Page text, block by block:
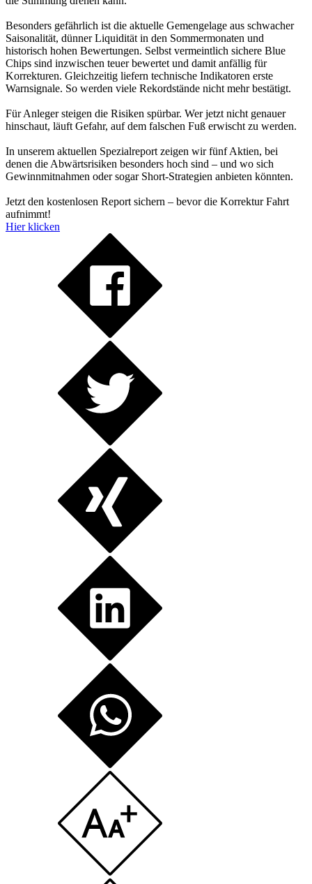
Besonders gefährlich ist die aktuelle Gemengelage aus schwacher
Saisonalität, dünner Liquidität in den Sommermonaten und
historisch hohen Bewertungen. Selbst vermeintlich sichere Blue
Chips sind inzwischen teuer bewertet und damit anfällig für
Korrekturen. Gleichzeitig liefern technische Indikatoren erste
Warnsignale. So werden viele Rekordstände nicht mehr bestätigt.
Für Anleger steigen die Risiken spürbar. Wer jetzt nicht genauer
hinschaut, läuft Gefahr, auf dem falschen Fuß erwischt zu werden.
In unserem aktuellen Spezialreport zeigen wir fünf Aktien, bei
denen die Abwärtsrisiken besonders hoch sind – und wo sich
Gewinnmitnahmen oder sogar Short-Strategien anbieten könnten.
Jetzt den kostenlosen Report sichern – bevor die Korrektur Fahrt
aufnimmt!
Hier klicken